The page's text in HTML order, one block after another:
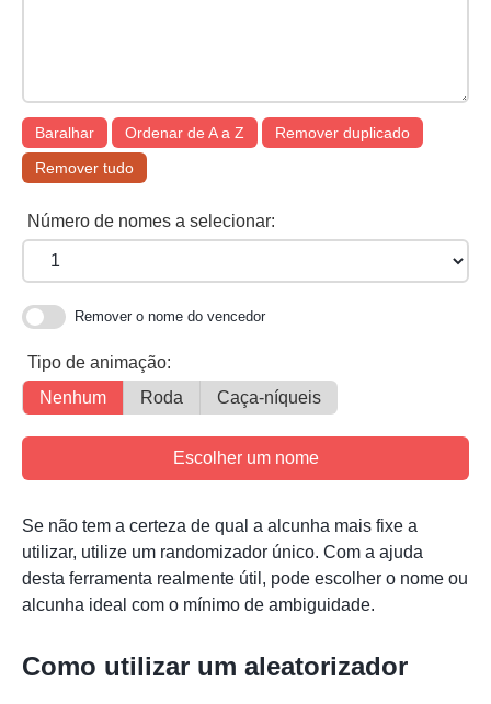
Baralhar Ordenar de A a Z
Remover duplicado
Remover tudo
Número de nomes a selecionar:
Remover o nome do vencedor
Tipo de animação:
Nenhum
Roda Caça-níqueis
Se não tem a certeza de qual a alcunha mais fixe a
utilizar, utilize um randomizador único. Com a ajuda
desta ferramenta realmente útil, pode escolher o nome ou
alcunha ideal com o mínimo de ambiguidade.
Como utilizar um aleatorizador